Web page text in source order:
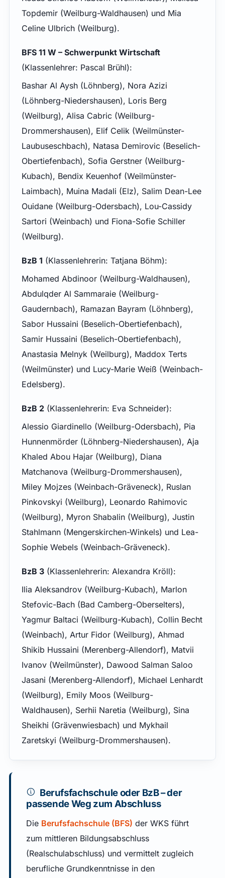
Topdemir (Weilburg-Waldhausen) und Mia
Celine Ulbrich (Weilburg).
BFS 11 W – Schwerpunkt Wirtschaft
(Klassenlehrer: Pascal Brühl):
Bashar Al Aysh (Löhnberg), Nora Azizi
(Löhnberg-Niedershausen), Loris Berg
(Weilburg), Alisa Cabric (Weilburg-
Drommershausen), Elif Celik (Weilmünster-
Laubuseschbach), Natasa Demirovic (Beselich-
Obertiefenbach), Sofia Gerstner (Weilburg-
Kubach), Bendix Keuenhof (Weilmünster-
Laimbach), Muina Madali (Elz), Salim Dean-Lee
Ouidane (Weilburg-Odersbach), Lou-Cassidy
Sartori (Weinbach) und Fiona-Sofie Schiller
(Weilburg).
BzB 1 (Klassenlehrerin: Tatjana Böhm):
Mohamed Abdinoor (Weilburg-Waldhausen),
Abdulqder Al Sammaraie (Weilburg-
Gaudernbach), Ramazan Bayram (Löhnberg),
Sabor Hussaini (Beselich-Obertiefenbach),
Samir Hussaini (Beselich-Obertiefenbach),
Anastasia Melnyk (Weilburg), Maddox Terts
(Weilmünster) und Lucy-Marie Weiß (Weinbach-
Edelsberg).
BzB 2(Klassenlehrerin: Eva Schneider):
Alessio Giardinello (Weilburg-Odersbach), Pia
Hunnenmörder (Löhnberg-Niedershausen), Aja
Khaled Abou Hajar (Weilburg), Diana
Matchanova (Weilburg-Drommershausen),
Miley Mojzes (Weinbach-Gräveneck), Ruslan
Pinkovskyi (Weilburg), Leonardo Rahimovic
(Weilburg), Myron Shabalin (Weilburg), Justin
Stahlmann (Mengerskirchen-Winkels) und Lea-
Sophie Webels (Weinbach-Gräveneck).
BzB 3(Klassenlehrerin: Alexandra Kröll):
Ilia Aleksandrov (Weilburg-Kubach), Marlon
Stefovic-Bach (Bad Camberg-Oberselters),
Yagmur Baltaci (Weilburg-Kubach), Collin Becht
(Weinbach), Artur Fidor (Weilburg), Ahmad
Shikib Hussaini (Merenberg-Allendorf), Matvii
Ivanov (Weilmünster), Dawood Salman Saloo
Jasani (Merenberg-Allendorf), Michael Lenhardt
(Weilburg), Emily Moos (Weilburg-
Waldhausen), Serhii Naretia (Weilburg), Sina
Sheikhi (Grävenwiesbach) und Mykhail
Zaretskyi (Weilburg-Drommershausen).
Berufsfachschule oder BzB – der
passende Weg zum Abschluss
Die Berufsfachschule (BFS) der WKS führt
zum mittleren Bildungsabschluss
(Realschulabschluss) und vermittelt zugleich
berufliche Grundkenntnisse in den